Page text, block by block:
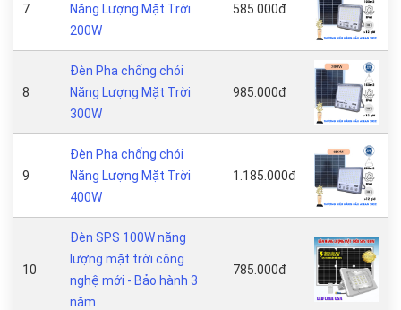
7
Năng Lượng Mặt Trời
200W
585.000đ
8
Đèn Pha chống chói
Năng Lượng Mặt Trời
300W
985.000đ
9
Đèn Pha chống chói
Năng Lượng Mặt Trời
400W
1.185.000đ
10
Đèn SPS 100W năng
lượng mặt trời công
nghệ mới - Bảo hành 3
năm
785.000đ